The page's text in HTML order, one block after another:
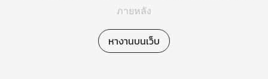
ภายหลัง
หางานบนเว็บ